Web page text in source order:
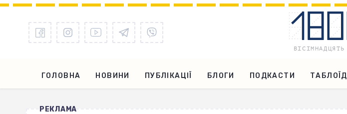
ГОЛОВНА НОВИНИ ПУБЛІКАЦІЇ БЛОГИ ПОДКАСТИ ТАБЛОЇД
РЕКЛАМА